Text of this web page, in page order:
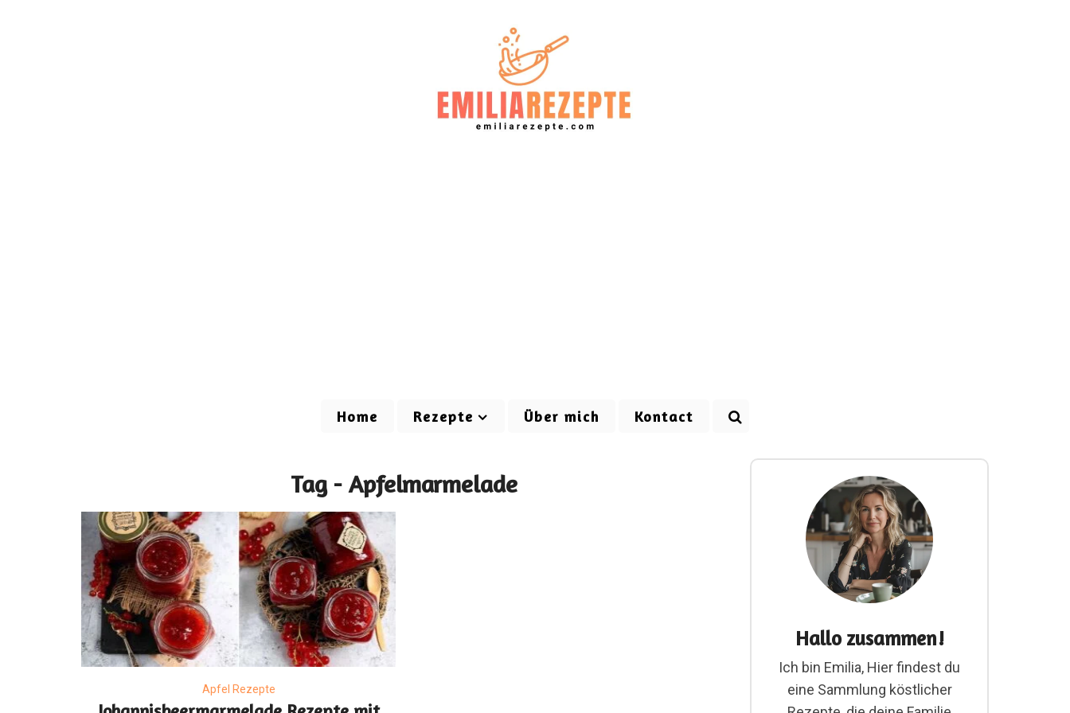
Home Rezepte Über mich Kontact
Tag - Apfelmarmelade
Apfel Rezepte
Hallo zusammen!
Ich bin Emilia, Hier findest du
eine Sammlung köstlicher